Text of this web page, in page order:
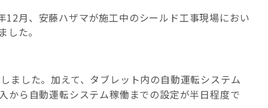
12月、安藤ハザマが施工中のシールド工事現場におい
た。
ました。加えて、タブレット内の自動運転システム
から自動運転システム稼働までの設定が半日程度で